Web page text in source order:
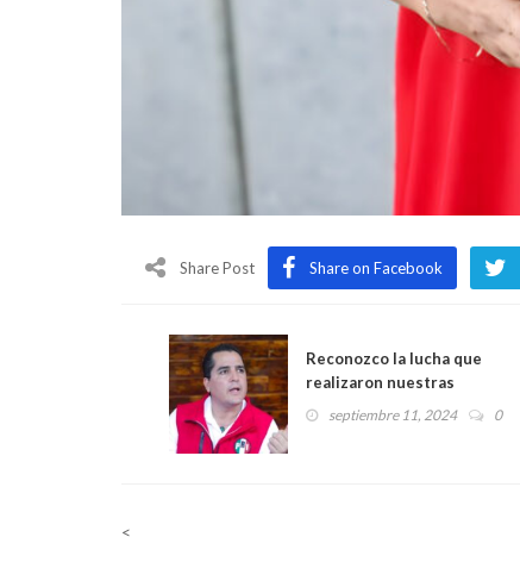
Share Post Share on Facebook
Reconozco la lucha que
realizaron nuestras
Senadoras y Senadores del
septiembre 11, 2024 0
<